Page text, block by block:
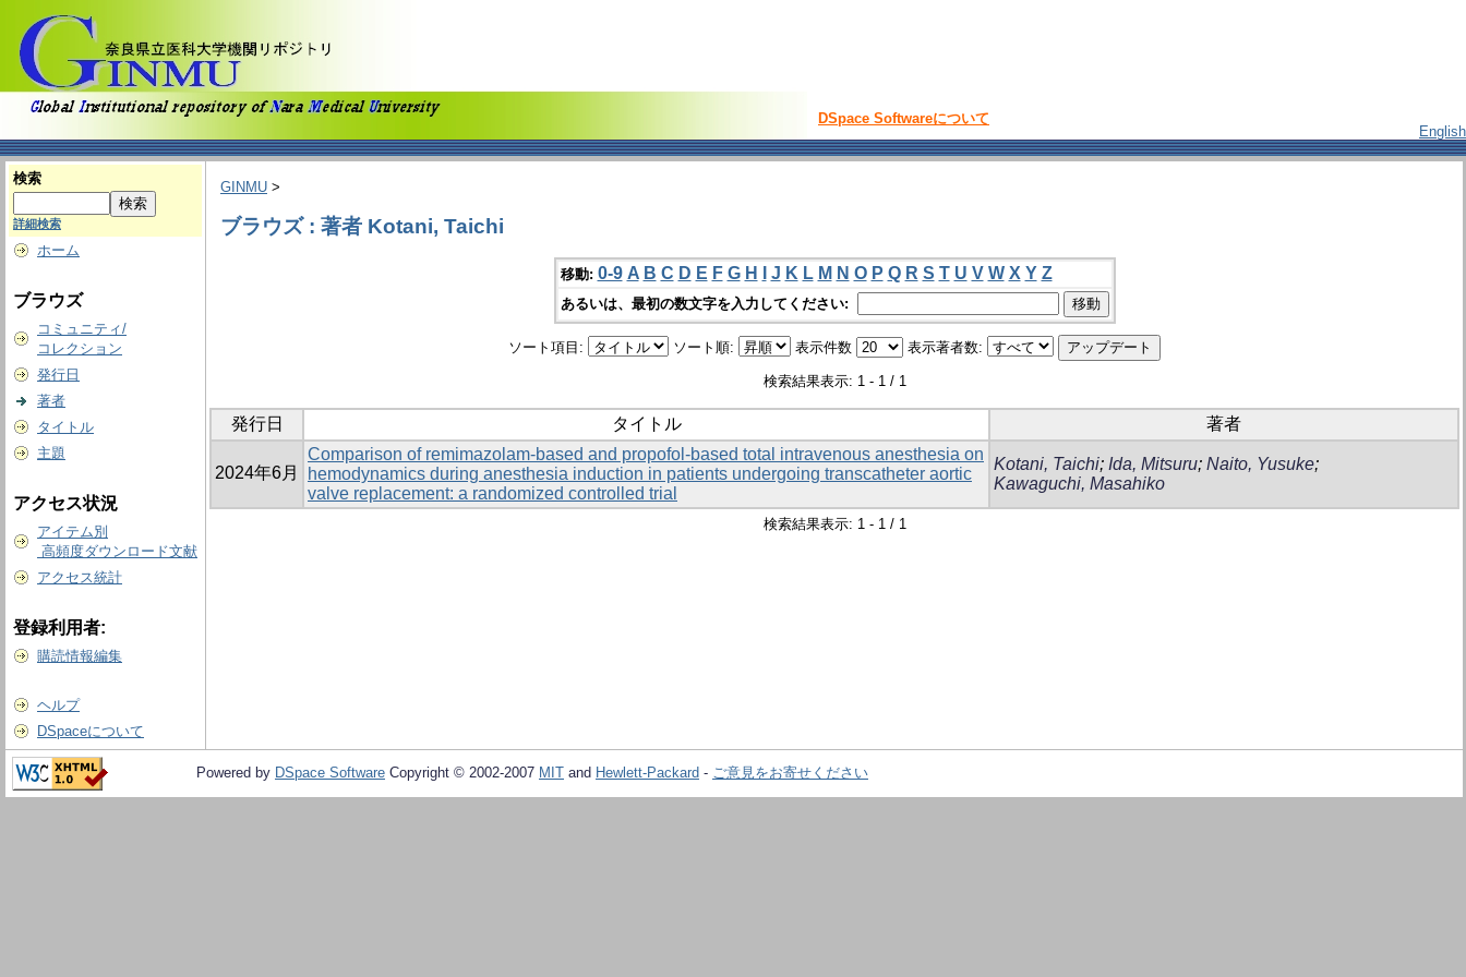
DSpace Softwareについて
English
検索
詳細検索
ホーム
ブラウズ
コミュニティ/
コレクション
発行日
著者
タイトル
主題
アクセス状況
アイテム別
高頻度ダウンロード文献
アクセス統計
登録利用者:
購読情報編集
ヘルプ
DSpaceについて
GINMU >
ブラウズ : 著者 Kotani, Taichi
移動: 0-9 A B C D E F G H J K L M N O P Q R S T U V W X Y Z
あるいは、最初の数文字を入力してください:
ソート項目: ソート順: 表示件数 表示著者数:
検索結果表示: 1 - 1 / 1
発行日 タイトル 著者
2024年6月
Comparison of remimazolam-based and propofol-based total intravenous anesthesia on
hemodynamics during anesthesia induction in patients undergoing transcatheter aortic
valve replacement: a randomized controlled trial
Kotani, Taichi; Ida, Mitsuru; Naito, Yusuke;
Kawaguchi, Masahiko
検索結果表示: 1 - 1 / 1
Powered by DSpace Software Copyright © 2002-2007 MIT and Hewlett-Packard - ご意見をお寄せください